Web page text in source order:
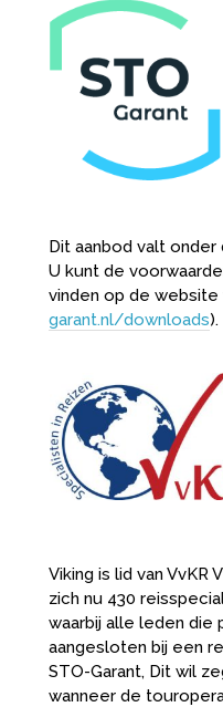
Dit aanbod valt onder
U kunt de
vinden op de website
garant.nl/downloads).
Viking is lid van VvKR
zich nu 430
waarbij alle leden die
aangesloten bij een
STO-Garant, Dit wil
wanneer de